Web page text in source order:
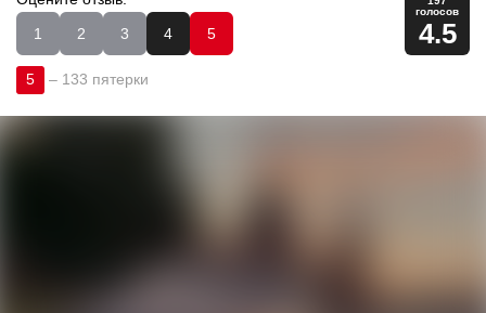
1
2 3 4 5
голосов
4.5
5 – 133 пятерки